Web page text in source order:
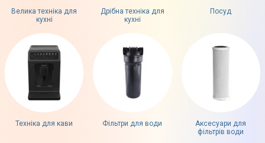
Велика техніка для
кухні
Дрібна техніка для
кухні
Посуд
Техніка для кави Фільтри для води
Аксесуари для
фільтрів води